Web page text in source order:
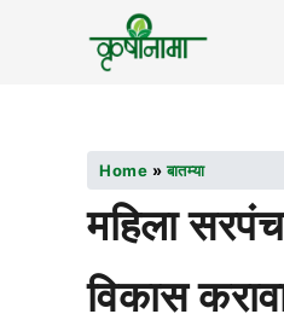
Home »बातम्या
महिला
विकास